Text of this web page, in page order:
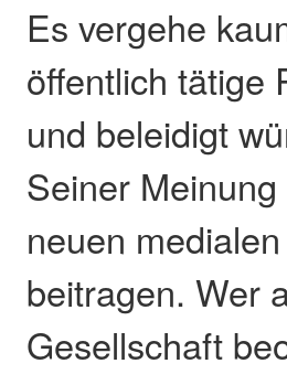
Es vergehe
öffentlich tätige
und beleidigt
Seiner
neuen
beitragen. Wer
Gesellschaft